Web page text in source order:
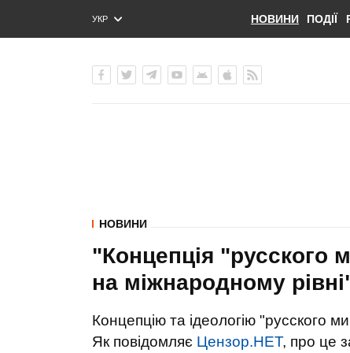
УКР
ENG
НОВИНИ ПОДІЇ
НОВИНИ
"Концепція "русского
на міжнародному
Концепцію та ідеологію "русского
Як повідомляє Цензор.НЕТ, про це